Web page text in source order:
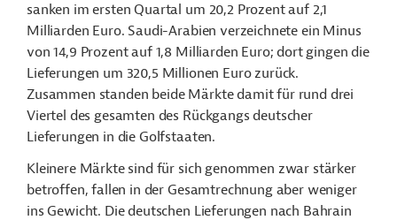
sanken im ersten Quartal um 20,2 Prozent auf 2,1
Milliarden Euro. Saudi-Arabien verzeichnete ein Minus
von 14,9 Prozent auf 1,8 Milliarden Euro; dort gingen die
Lieferungen um 320,5 Millionen Euro zurück.
Zusammen standen beide Märkte damit für rund drei
Viertel des gesamten des Rückgangs deutscher
Lieferungen in die Golfstaaten.
Kleinere Märkte sind für sich genommen zwar stärker
betroffen, fallen in der Gesamtrechnung aber weniger
ins Gewicht. Die deutschen Lieferungen nach Bahrain